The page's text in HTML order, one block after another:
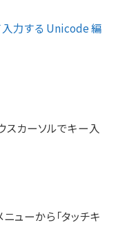
入力する Unicode 編
スカーソルでキー入
ューから「タッチキ